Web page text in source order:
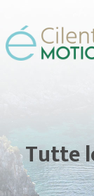
Tutte